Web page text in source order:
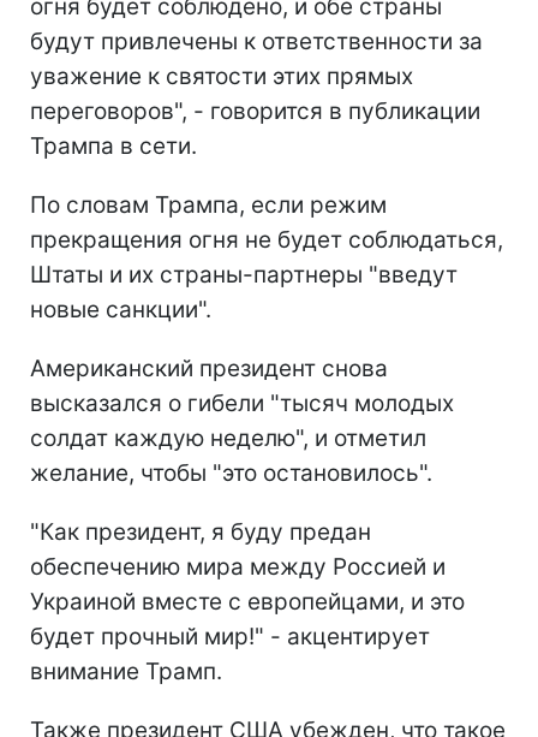
огня будет соблюдено, и обе страны
будут привлечены к ответственности за
уважение к святости этих прямых
переговоров", - говорится в публикации
Трампа в сети.
По словам Трампа, если режим
прекращения огня не будет соблюдаться,
Штаты и их страны-партнеры "введут
новые санкции".
Американский президент снова
высказался о гибели "тысяч молодых
солдат каждую неделю", и отметил
желание, чтобы "это остановилось".
"Как президент, я буду предан
обеспечению мира между Россией и
Украиной вместе с европейцами, и это
будет прочный мир!" - акцентирует
внимание Трамп.
Также президент США убежден, что такое